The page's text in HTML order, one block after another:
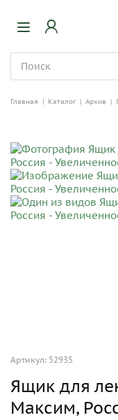
Главная | Каталог | Архив |
Артикул: 52935
Ящик для
Максим,